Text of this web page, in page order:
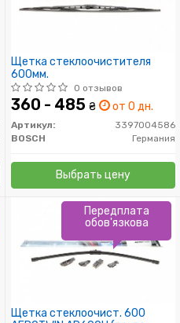
Щетка стеклоочистителя
600мм.
0 отзывов
360 - 485 ₴ от 0 дн.
Артикул:
3397004586
BOSCH
Германия
Выбрать цену
Щетка стеклоочист. 600
Передплата
обов'язкова